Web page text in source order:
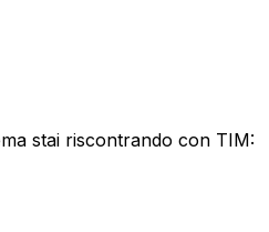
stai riscontrando con TIM: